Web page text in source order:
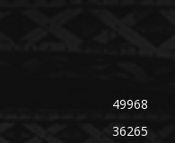
49968
36265